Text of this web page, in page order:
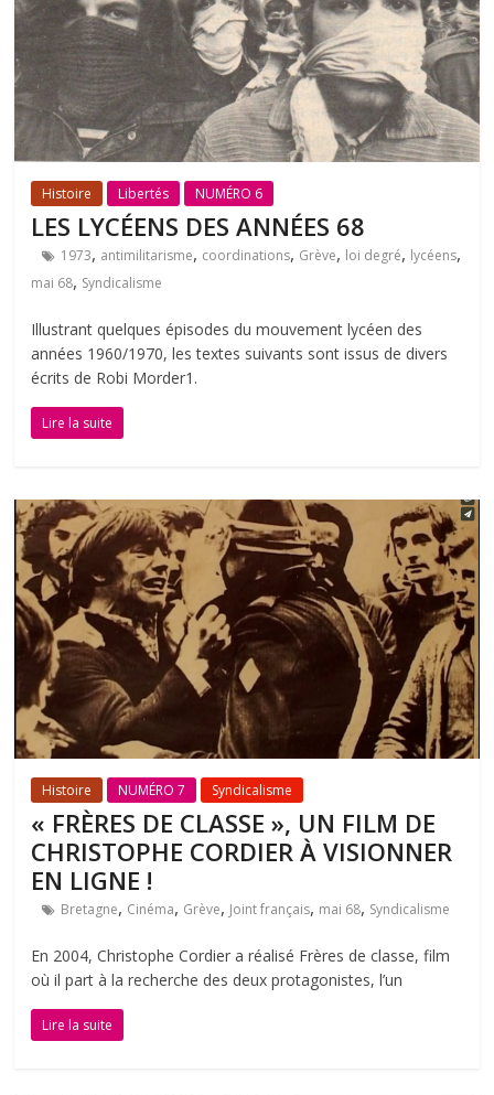
Histoire Libertés NUMÉRO 6
LES LYCÉENS DES ANNÉES 68
1973, antimilitarisme, coordinations, Grève, loi degré, lycéens,
mai 68, Syndicalisme
Illustrant quelques épisodes du mouvement lycéen des
années 1960/1970, les textes suivants sont issus de divers
écrits de Robi Morder1.
Lire la suite
Histoire NUMÉRO 7 Syndicalisme
« FRÈRES DE CLASSE », UN FILM DE
CHRISTOPHE CORDIER À VISIONNER
EN LIGNE !
Bretagne, Cinéma, Grève, Joint français, mai 68, Syndicalisme
En 2004, Christophe Cordier a réalisé Frères de classe, film
où il part à la recherche des deux protagonistes, l’un
Lire la suite